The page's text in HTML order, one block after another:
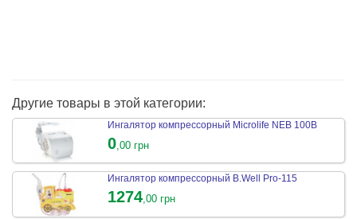
Другие товары в этой категории:
Ингалятор компресcорный Microlife NEB 100B
0 ,00 грн
Ингалятор компрессорный B.Well Pro-115
1274,00 грн